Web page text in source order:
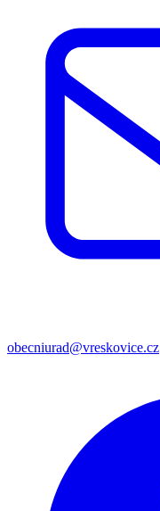
obecniurad@vreskovice.cz